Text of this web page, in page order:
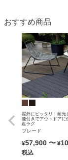
おすすめ商品
屋外にピッタリ！耐光
能付きでアウトドアに
産ラグ
ブレード
¥57,900 〜 ¥
税込